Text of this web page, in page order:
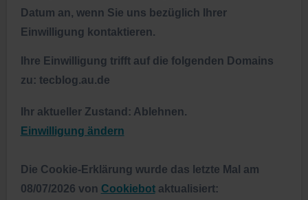
Datum an, wenn Sie uns bezüglich Ihrer
Einwilligung kontaktieren.
Ihre Einwilligung trifft auf die folgenden Domains
zu: tecblog.au.de
Ihr aktueller Zustand: Ablehnen.
Einwilligung ändern
Die Cookie-Erklärung wurde das letzte Mal am
08/07/2026 von Cookiebotaktualisiert: